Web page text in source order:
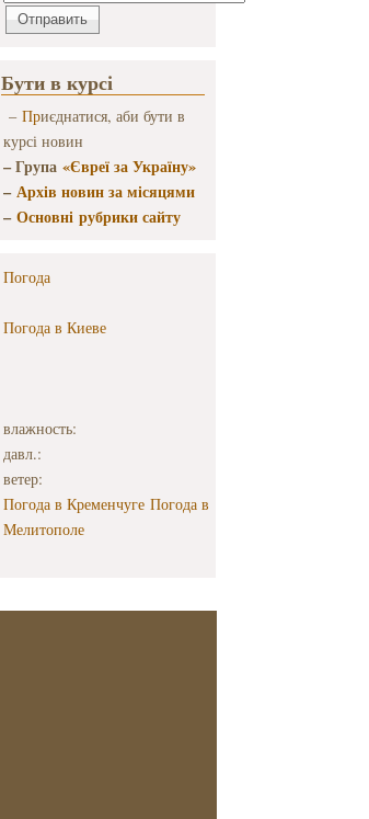
Бути в курсі
– Приєднатися, аби бути в
курсі новин
– Група «Євреї за Україну»
–Архів новин за місяцями
–Основні рубрики сайту
Погода
Погода в Киеве
влажность:
давл.:
ветер:
Погода в Кременчуге Погода в
Мелитополе